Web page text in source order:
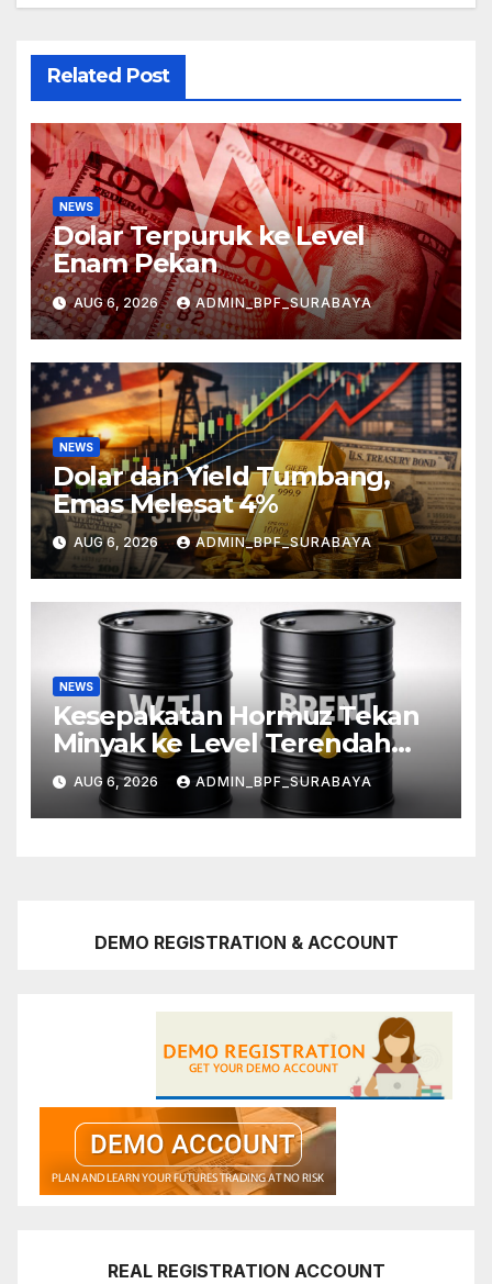
Related Post
NEWS
Dolar Terpuruk ke Level
Enam Pekan
AUG 6, 2026 ADMIN_BPF_SURABAYA
NEWS
Dolar dan Yield Tumbang,
Emas Melesat 4%
AUG 6, 2026 ADMIN_BPF_SURABAYA
NEWS
Kesepakatan Hormuz Tekan
Minyak ke Level Terendah
Sebulan
AUG 6, 2026 ADMIN_BPF_SURABAYA
DEMO REGISTRATION & ACCOUNT
REAL REGISTRATION ACCOUNT